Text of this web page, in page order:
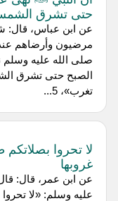
حتى تشرق
عن ابن عباس، قال:
مرضيون وأرضاهم
صلى الله عليه وسلم
الصبح حتى تشرق
تغرب»، 5...
لا تحروا
غروبها
عن ابن عمر، قال:
عليه وسلم: «لا